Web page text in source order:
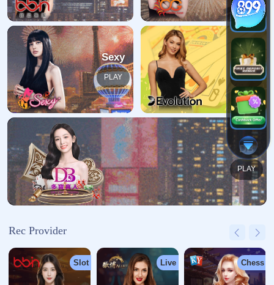
哎呀！找不到页面
我们深感抱歉，您请求的页面缺失
返回首页